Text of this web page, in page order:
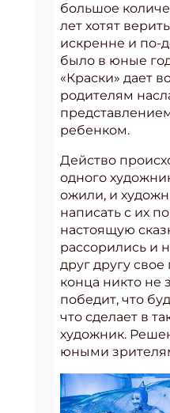
большое
лет хотят
искренне и по-
было в юные
«Краски» дает
родителям
ребенком.
Действо
одного
ожили, и
написать с их
настоящую
рассорились и
друг другу
конца никто не
победит, что
что сделает в
художник.
юными